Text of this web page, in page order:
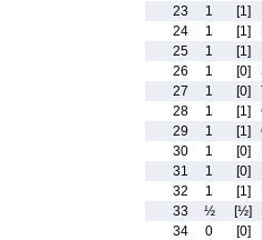
23
1 [1]
24
1 [1]
25
1 [1]
26
1 [0]
27
1 [0]
28
1 [1]
29
1 [1]
30
1 [0]
31
1 [0]
32
1 [1]
33
½ [½]
34
0 [0]